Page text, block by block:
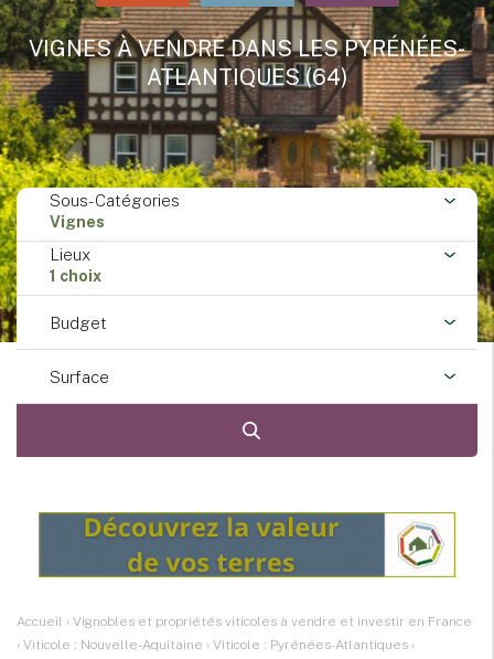
VIGNES À VENDRE DANS LES PYRÉNÉES-
ATLANTIQUES (64)
Sous-Catégories
Vignes
Lieux
1 choix
Budget
Surface
Accueil › Vignobles et propriétés viticoles à vendre et investir en France
› Viticole : Nouvelle-Aquitaine › Viticole : Pyrénées-Atlantiques ›